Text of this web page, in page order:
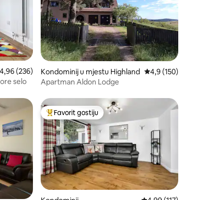
ocjena: 4,96 od 5, recenzija: 236
4,96 (236)
selo
Kondominij u mjestu Highland Prosječna ocjena: 4,9
4,9 (150)
Apartman Aldon Lodge
Glavni favorit gostiju
Favorit gostiju